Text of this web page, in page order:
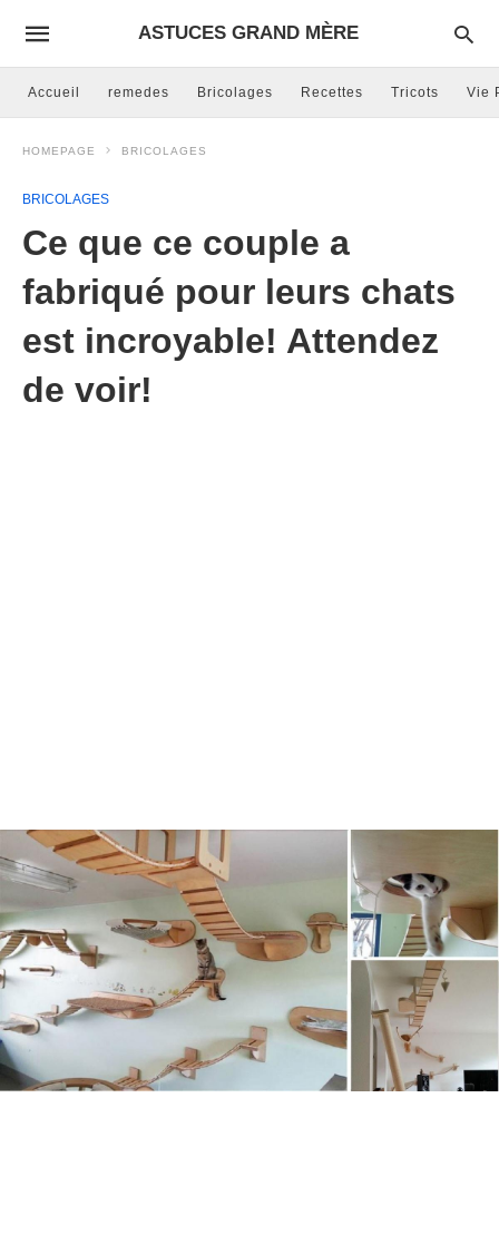
ASTUCES GRAND MÈRE
Accueil remedes Bricolages Recettes Tricots Vie
HOMEPAGE BRICOLAGES
BRICOLAGES
Ce que ce couple a
fabriqué pour leurs chats
est incroyable! Attendez
de voir!